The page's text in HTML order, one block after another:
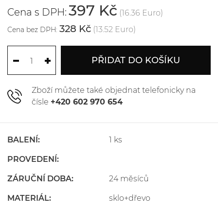
Cena s DPH: 397 Kč (16.36 Euro)
Cena bez DPH: 328 Kč (13.52 Euro)
PŘIDAT DO KOŠÍKU
Zboží můžete také objednat telefonicky na
čísle +420 602 970 654
BALENÍ: 1 ks
PROVEDENÍ:
ZÁRUČNÍ DOBA: 24 měsíců
MATERIÁL: sklo+dřevo